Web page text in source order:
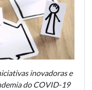
inovadoras e
do COVID-19